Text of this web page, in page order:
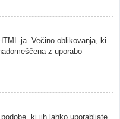
ja. Večino oblikovanja, ki
z uporabo
ki jih lahko uporabljate